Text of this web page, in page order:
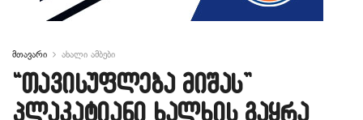
მთავარი ახალი ამბები
“თავისუფლება მიშას”
პლაკატიანი ხალხის გაყრა